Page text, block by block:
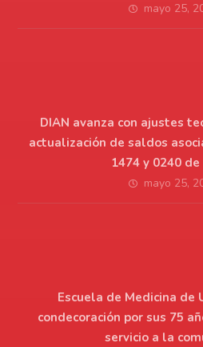
mayo 25,
DIAN avanza con ajustes
actualización de saldos
1474 y 0240 de
mayo 25,
Escuela de Medicina de
condecoración por sus 75
servicio a la